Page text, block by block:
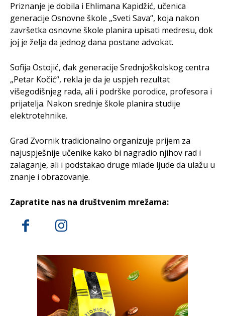
Priznanje je dobila i Ehlimana Kapidžić, učenica
generacije Osnovne škole „Sveti Sava“, koja nakon
završetka osnovne škole planira upisati medresu, dok
joj je želja da jednog dana postane advokat.
Sofija Ostojić, đak generacije Srednjoškolskog centra
„Petar Kočić“, rekla je da je uspjeh rezultat
višegodišnjeg rada, ali i podrške porodice, profesora i
prijatelja. Nakon srednje škole planira studije
elektrotehnike.
Grad Zvornik tradicionalno organizuje prijem za
najuspješnije učenike kako bi nagradio njihov rad i
zalaganje, ali i podstakao druge mlade ljude da ulažu u
znanje i obrazovanje.
Zapratite nas na društvenim mrežama: